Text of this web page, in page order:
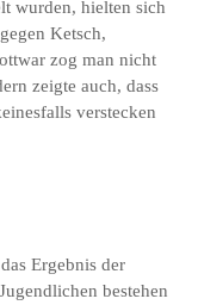
wurden, hielten sich
Ketsch,
zog man nicht
zeigte auch, dass
verstecken
Ergebnis der
bestehen